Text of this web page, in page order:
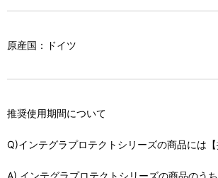
原産国：ドイツ
推奨使用期間について
Q)インテグラプロテクトシリーズの商品には
A) インテグラプロテクトシリーズの商品のう